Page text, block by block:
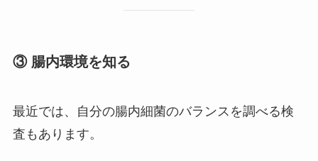
③ 腸内環境を知る
最近では、自分の腸内細菌のバランスを調べる検
査もあります。